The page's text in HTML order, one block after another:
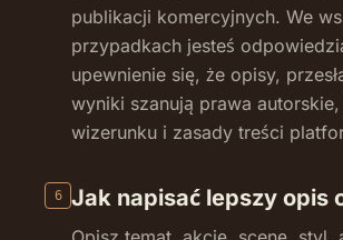
publikacji komercyjnych. We
przypadkach jesteś
upewnienie się, że opisy,
wyniki szanują prawa
wizerunku i zasady treści
6 Jak napisać lepszy opis